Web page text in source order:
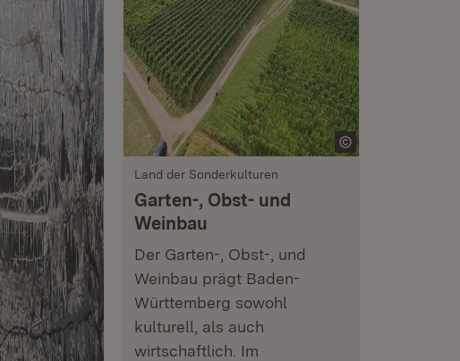
Land der Sonderkulturen
Garten-, Obst- und
Weinbau
Der Garten-, Obst-, und
Weinbau prägt Baden-
Württemberg sowohl
kulturell, als auch
wirtschaftlich. Im